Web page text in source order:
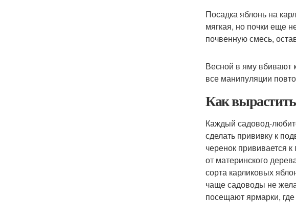
Посадка яблонь на
мягкая, но почки еще
почвенную смесь,
Весной в яму вбивают
все манипуляции
Как
Каждый садовод-
сделать прививку к
черенок прививается
от материнского
сорта карликовых
чаще садоводы не
посещают ярмарки,